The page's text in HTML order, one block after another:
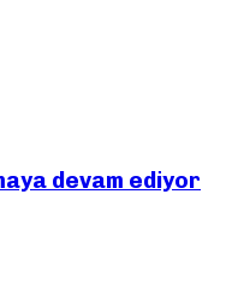
devam ediyor